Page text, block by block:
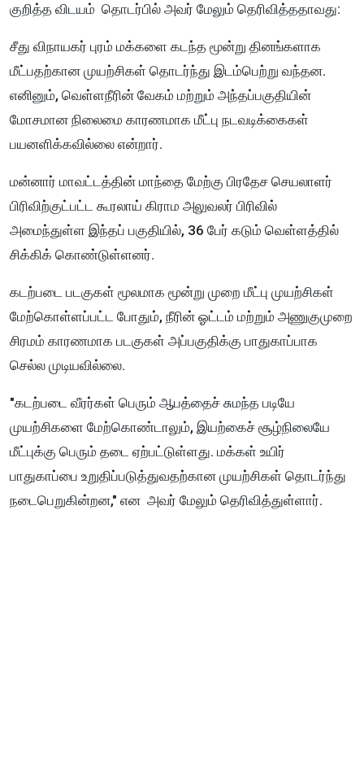
குறித்த விடயம் தொடர்பில் அவர் மேலும் தெரிவித்ததாவது:
சீது விநாயகர் புரம் மக்களை கடந்த மூன்று தினங்களாக
மீட்பதற்கான முயற்சிகள் தொடர்ந்து இடம்பெற்று வந்தன.
எனினும், வெள்ளநீரின் வேகம் மற்றும் அந்தப்பகுதியின்
மோசமான நிலைமை காரணமாக மீட்பு நடவடிக்கைகள்
பயனளிக்கவில்லை என்றார்.
மன்னார் மாவட்டத்தின் மாந்தை மேற்கு பிரதேச செயலாளர்
பிரிவிற்குட்பட்ட கூரலாய் கிராம அலுவலர் பிரிவில்
அமைந்துள்ள இந்தப் பகுதியில், 36 பேர் கடும் வெள்ளத்தில்
சிக்கிக் கொண்டுள்ளனர்.
கடற்படை படகுகள் மூலமாக மூன்று முறை மீட்பு முயற்சிகள்
மேற்கொள்ளப்பட்ட போதும், நீரின் ஓட்டம் மற்றும் அணுகுமுறை
சிரமம் காரணமாக படகுகள் அப்பகுதிக்கு பாதுகாப்பாக
செல்ல முடியவில்லை.
"கடற்படை வீரர்கள் பெரும் ஆபத்தைச் சுமந்த படியே
முயற்சிகளை மேற்கொண்டாலும், இயற்கைச் சூழ்நிலையே
மீட்புக்கு பெரும் தடை ஏற்பட்டுள்ளது. மக்கள் உயிர்
பாதுகாப்பை உறுதிப்படுத்துவதற்கான முயற்சிகள் தொடர்ந்து
நடைபெறுகின்றன," என அவர் மேலும் தெரிவித்துள்ளார்.